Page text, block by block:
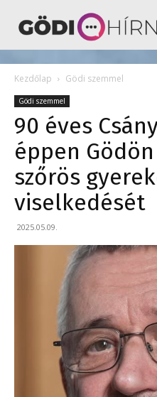
Kezdőlap Gödi szemmel
Gödi szemmel
90 éves
éppen
szőrös
viselkedését
2025.05.09.